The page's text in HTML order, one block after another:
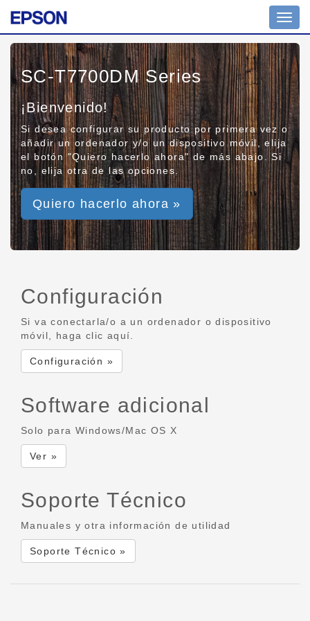
SC-T7700DM Series
¡Bienvenido!
Si desea configurar su producto por primera vez o
añadir un ordenador y/o un dispositivo móvil, elija
el botón "Quiero hacerlo ahora" de más abajo. Si
no, elija otra de las opciones.
Quiero hacerlo ahora »
Configuración
Si va conectarla/o a un ordenador o dispositivo
móvil, haga clic aquí.
Configuración »
Software adicional
Solo para Windows/Mac OS X
Ver »
Soporte Técnico
Manuales y otra información de utilidad
Soporte Técnico »